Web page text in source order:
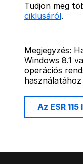
Tudjon meg
ciklusáról.
Megjegyzés:
Windows 8.1
operációs
Az ESR